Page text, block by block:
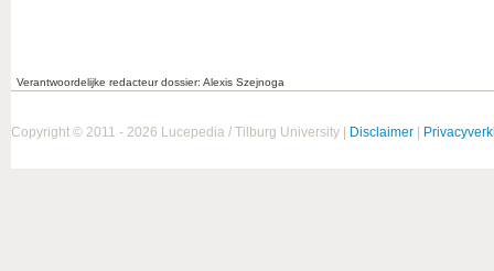
Verantwoordelijke redacteur dossier: Alexis Szejnoga
Copyright © 2011 - 2026 Lucepedia / Tilburg University | Disclaimer